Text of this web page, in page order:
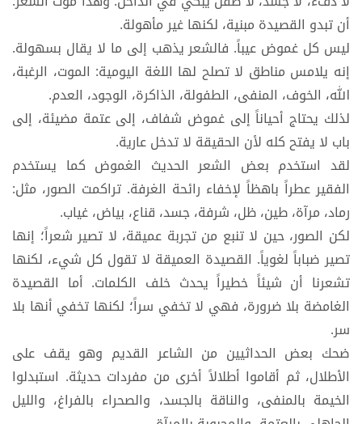
أن تبدو القصيدة مبنية، لكنها غير مأهولة.
ليس كل غموض عيباً. فالشعر يذهب إلى ما لا يقال بسهولة.
إنه يلامس مناطق لا تصلح لها اللغة اليومية: الموت، الرغبة،
الله، الخوف، المنفى، الطفولة، الذاكرة، الوجود، العدم.
لذلك يحتاج أحياناً إلى غموض شفاف، إلى عتمة مضيئة، إلى
باب لا يفتح كله لأن الحقيقة لا تدخل عارية.
لقد استخدم بعض الشعر الحديث الغموض كما يستخدم
الفقير عطراً باهظاً لإخفاء رائحة الغرفة. تراكمت الصور، مثل:
رماد، مرآة، طين، ظل، شرفة، جسد، قناع، بياض، غياب.
لكن الصور، حين لا تنبع من تجربة عميقة، لا تصير شعراً؛ إنها
تصير ضباباً لغوياً. القصيدة العميقة لا تقول كل شيء، لكنها
تشعرنا أن شيئاً خطيراً يحدث خلف الكلمات. أما القصيدة
الغامضة بلا ضرورة، فهي لا تخفي سراً؛ لكنها تخفي أنها بلا
سر.
ضحك بعض الحداثيين من الشاعر القديم وهو يقف على
الأطلال، ثم أقاموا أطلالاً أخرى من مفردات حديثة. استبدلوا
الخيمة بالمنفى، والناقة بالجسد، والصحراء بالفراغ، والليل